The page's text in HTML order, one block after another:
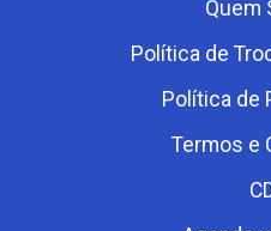
Quem
Política de
Política de
Termos e